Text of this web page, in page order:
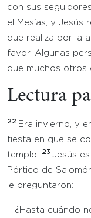
con sus
el Mesías, y Jesús
que realiza por la
favor. Algunas
que muchos otros
Lectura
22 Era invierno, y
fiesta en que se
templo.
23 Jesús
Pórtico de
le preguntaron:
—¿Hasta cuándo